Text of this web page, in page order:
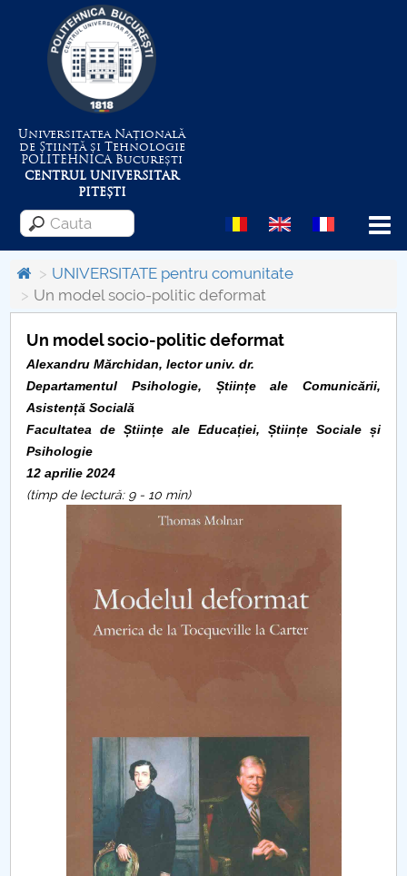
Universitatea Națională
de Știință și Tehnologie
POLITEHNICABucurești
CENTRUL UNIVERSITAR
PITEȘTI
Menu
Despre Universitate
Centrul de Management al Proiectelor
Consiliul de Administratie
Nr. de telefon si adrese Facultăți
Admitere
Relații Internaționale
UNIVERSITATE pentru comunitate
Un model socio-politic deformat
Un model socio-politic deformat
Alexandru Mărchidan, lector univ. dr.
Departamentul Psihologie, Științe ale Comunicării,
Asistență Socială
Facultatea deȘtiințe ale Educației, Științe Sociale și
Psihologie
12 aprilie 2024
(timp de lectură: 9 - 10 min)